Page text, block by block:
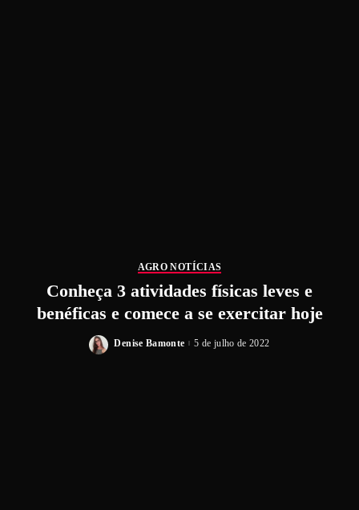
AGRO NOTÍCIAS
Conheça 3 atividades físicas leves e
benéficas e comece a se exercitar hoje
Denise Bamonte 5 de julho de 2022